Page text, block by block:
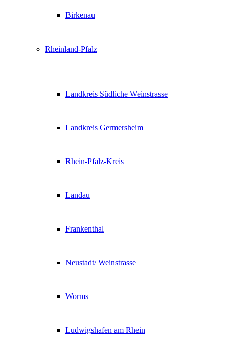
Birkenau
Rheinland-Pfalz
Landkreis Südliche Weinstrasse
Landkreis Germersheim
Rhein-Pfalz-Kreis
Landau
Frankenthal
Neustadt/ Weinstrasse
Worms
Ludwigshafen am Rhein